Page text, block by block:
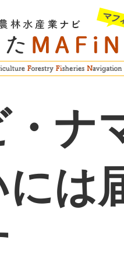
・ナ
には